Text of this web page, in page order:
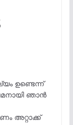
ഉണ്ടെന്ന്
ഞാൻ
അറ്റാക്ക്